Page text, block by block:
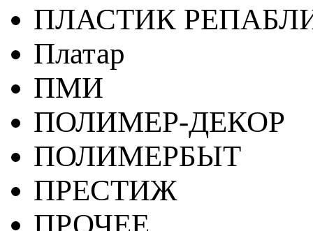
ПЛАСТИК
Платар
ПМИ
ПОЛИМЕР-ДЕКОР
ПОЛИМЕРБЫТ
ПРЕСТИЖ
ПРОЧЕЕ